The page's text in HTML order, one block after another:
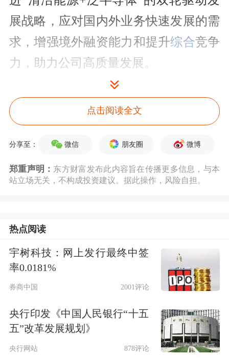
展战略，应对国内外业务快速发展的需
求，增强境外融资能力和提升综合竞争
力，助力公司高质量发展。
而利欧股份主营业务分为机械制造业务
和数字营销业务两部分。此番筹划赴港
球资本运作的能力，进一步提升公司的
前期财报显示，罗博特科对海外市场重
视度逐步提高，成为公司筹划港股上市
的重要原因之一。
拓展海外业务，包括了增长强劲的印度
市场。公司寄望于未来海外市场的新增
点击阅读全文
分享至： 微信 朋友圈 微博
郑重声明： 东方财富发布此内容旨在传播更多信息，与本
站立场无关，不构成投资建议。据此操作，风险自担。
热点阅读
宇树科技：网上发行最终中签
率0.0181%
券商中国 2001评论
央行印发《中国人民银行“十五
五”改革发展规划》
央行网站 878评论